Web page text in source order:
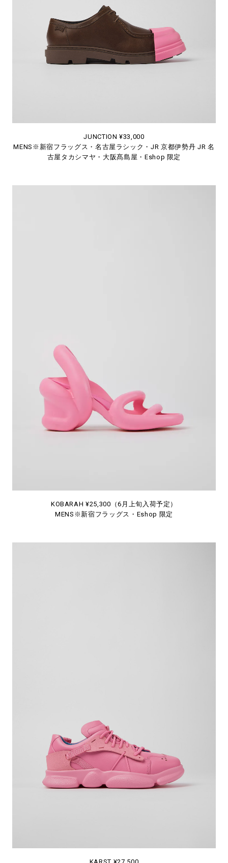
JUNCTION ¥33,000
MENS※新宿フラッグス・名古屋ラシック・JR 京都伊勢丹 JR 名
古屋タカシマヤ・大阪髙島屋・Eshop 限定
KOBARAH ¥25,300（6月上旬入荷予定）
MENS※新宿フラッグス・Eshop 限定